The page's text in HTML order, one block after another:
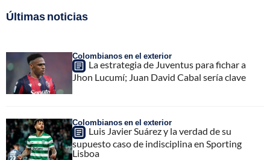
Últimas noticias
Colombianos en el exterior
La estrategia de Juventus para fichar a
Jhon Lucumí; Juan David Cabal sería clave
Colombianos en el exterior
Luis Javier Suárez y la verdad de su
supuesto caso de indisciplina en Sporting
Lisboa